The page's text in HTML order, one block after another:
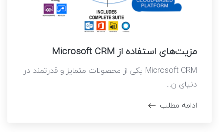
مزیت‌های استفاده از Microsoft CRM
Microsoft CRM یکی از محصولات متمایز و قدرتمند در
دنیای ن...
ادامه مطلب